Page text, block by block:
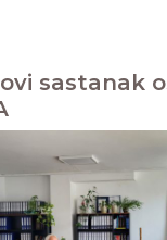
sastanak